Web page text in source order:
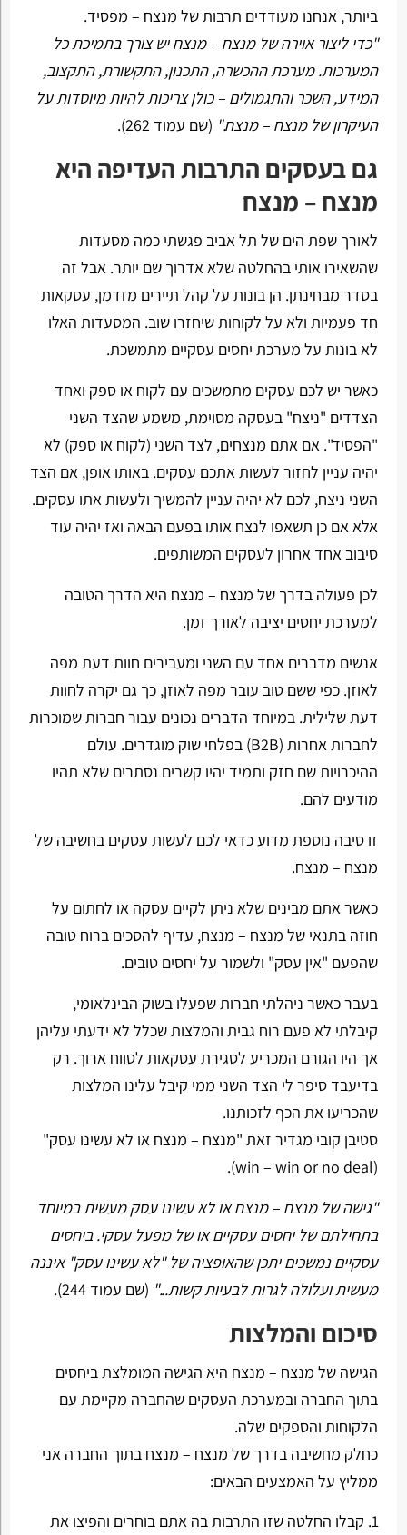
ביותר, אנחנו מעודדים תרבות של מנצח – מפסיד.
"כדי ליצור אוירה של מנצח – מנצח יש צורך בתמיכת כל
המערכות. מערכת ההכשרה, התכנון, התקשורת, התקצוב,
המידע, השכר והתגמולים – כולן צריכות להיות מיוסדות על
העיקרון של מנצח – מנצח." (שם עמוד 262).
גם בעסקים התרבות העדיפה היא
מנצח – מנצח
לאורך שפת הים של תל אביב פגשתי כמה מסעדות
שהשאירו אותי בהחלטה שלא אדרוך שם יותר. אבל זה
בסדר מבחינתן. הן בונות על קהל תיירים מזדמן, עסקאות
חד פעמיות ולא על לקוחות שיחזרו שוב. המסעדות האלו
לא בונות על מערכת יחסים עסקיים מתמשכת.
כאשר יש לכם עסקים מתמשכים עם לקוח או ספק ואחד
הצדדים "ניצח" בעסקה מסוימת, משמע שהצד השני
"הפסיד". אם אתם מנצחים, לצד השני (לקוח או ספק) לא
יהיה עניין לחזור לעשות אתכם עסקים. באותו אופן, אם הצד
השני ניצח, לכם לא יהיה עניין להמשיך ולעשות אתו עסקים.
אלא אם כן תשאפו לנצח אותו בפעם הבאה ואז יהיה עוד
סיבוב אחד אחרון לעסקים המשותפים.
לכן פעולה בדרך של מנצח – מנצח היא הדרך הטובה
למערכת יחסים יציבה לאורך זמן.
אנשים מדברים אחד עם השני ומעבירים חוות דעת מפה
לאוזן. כפי ששם טוב עובר מפה לאוזן, כך גם יקרה לחוות
דעת שלילית. במיוחד הדברים נכונים עבור חברות שמוכרות
לחברות אחרות (B2B) בפלחי שוק מוגדרים. עולם
ההיכרויות שם חזק ותמיד יהיו קשרים נסתרים שלא תהיו
מודעים להם.
זו סיבה נוספת מדוע כדאי לכם לעשות עסקים בחשיבה של
מנצח – מנצח.
כאשר אתם מבינים שלא ניתן לקיים עסקה או לחתום על
חוזה בתנאי של מנצח – מנצח, עדיף להסכים ברוח טובה
שהפעם "אין עסק" ולשמור על יחסים טובים.
בעבר כאשר ניהלתי חברות שפעלו בשוק הבינלאומי,
קיבלתי לא פעם רוח גבית והמלצות שכלל לא ידעתי עליהן
אך היו הגורם המכריע לסגירת עסקאות לטווח ארוך. רק
בדיעבד סיפר לי הצד השני ממי קיבל עלינו המלצות
שהכריעו את הכף לזכותנו.
סטיבן קובי מגדיר זאת "מנצח – מנצח או לא עשינו עסק"
(win – win or no deal).
"גישה של מנצח – מנצח או לא עשינו עסק מעשית במיוחד
בתחילתם של יחסים עסקיים או של מפעל עסקי. ביחסים
עסקיים נמשכים יתכן שהאופציה של "לא עשינו עסק" איננה
מעשית ועלולה לגרות לבעיות קשות..." (שם עמוד 244).
סיכום והמלצות
הגישה של מנצח – מנצח היא הגישה המומלצת ביחסים
בתוך החברה ובמערכת העסקים שהחברה מקיימת עם
הלקוחות והספקים שלה.
כחלק מחשיבה בדרך של מנצח – מנצח בתוך החברה אני
ממליץ על האמצעים הבאים:
קבלו החלטה שזו התרבות בה אתם בוחרים והפיצו את